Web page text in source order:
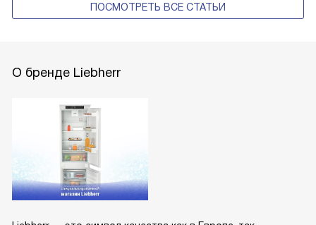
ПОСМОТРЕТЬ ВСЕ СТАТЬИ
О бренде Liebherr